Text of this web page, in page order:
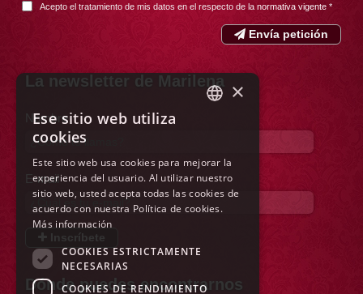
Acepto el tratamiento de mis datos en el respecto de la normativa vigente*
Envía petición
La newsletter de Marilena
Nombre
E-mail
Inscríbete
Dónde puedes encontrarnos
FRENCH
GERMAN
POLISH
×
Ese sitio web utiliza
cookies
Este sitio web usa cookies para mejorar la
experiencia del usuario. Al utilizar nuestro
sitio web, usted acepta todas las cookies de
acuerdo con nuestra Política de cookies.
Más información
COOKIES ESTRICTAMENTE
NECESARIAS
COOKIES DE RENDIMIENTO